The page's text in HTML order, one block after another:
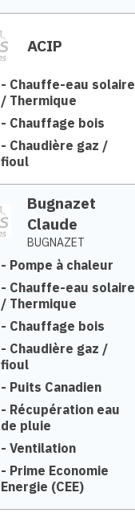
ACIP
- Chauffe-eau solaire
/ Thermique
- Chauffage bois
- Chaudière gaz /
fioul
Bugnazet
Claude
BUGNAZET
- Pompe à chaleur
- Chauffe-eau solaire
/ Thermique
- Chauffage bois
- Chaudière gaz /
fioul
- Puits Canadien
- Récupération eau
de pluie
- Ventilation
- Prime Economie
Energie (CEE)